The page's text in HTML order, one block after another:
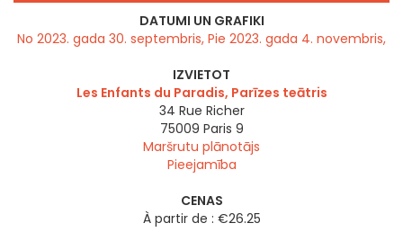
DATUMI UN GRAFIKI
No 2023. gada 30. septembris, Pie 2023. gada 4. novembris,
IZVIETOT
Les Enfants du Paradis, Parīzes teātris
34 Rue Richer
75009 Paris 9
Maršrutu plānotājs
Pieejamība
CENAS
À partir de : €26.25